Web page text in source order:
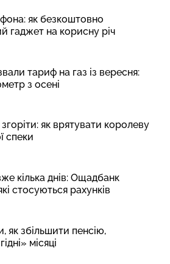
як безкоштовно
гаджет на корисну річ
тариф на газ із вересня:
з осені
як врятувати королеву
спеки
кілька днів: Ощадбанк
стосуються рахунків
як збільшити пенсію,
місяці